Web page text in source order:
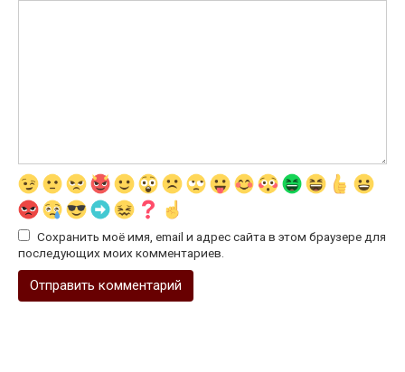
Сохранить моё имя, email и адрес сайта в этом браузере для
последующих моих комментариев.